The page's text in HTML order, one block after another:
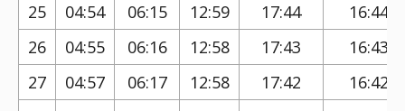
25
04:54 06:15 12:59 17:44
16:44
26
04:55 06:16 12:58 17:43
16:43
27
04:57 06:17 12:58 17:42
16:42